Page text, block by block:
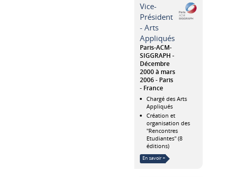
Vice-
Président
- Arts
Appliqués
Paris-ACM-
SIGGRAPH
Décembre
2000 à mars
2006
Paris
France
Chargé des Arts
Appliqués
Création et
organisation des
"Rencontres
Etudiantes" (8
éditions)
En savoir +